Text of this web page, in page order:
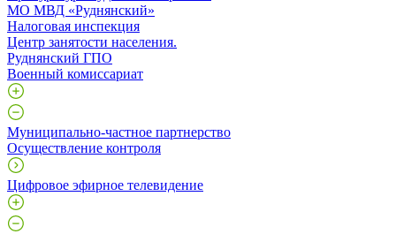
МО МВД «Руднянский»
Налоговая инспекция
Центр занятости населения.
Руднянский ГПО
Военный комиссариат
Муниципально-частное партнерство
Осуществление контроля
Цифровое эфирное телевидение